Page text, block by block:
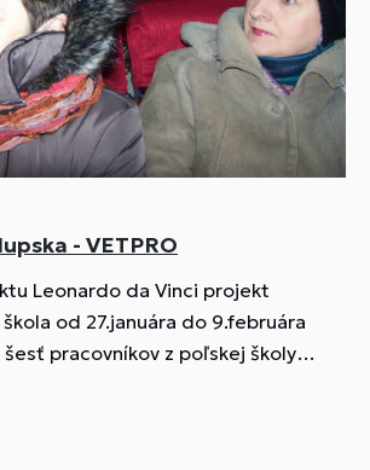
- VETPRO
Leonardo da Vinci projekt
škola od 27.januára do 9.februára
pracovníkov z poľskej školy